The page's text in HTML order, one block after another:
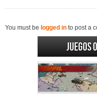
You must be logged in to post a
Juegos